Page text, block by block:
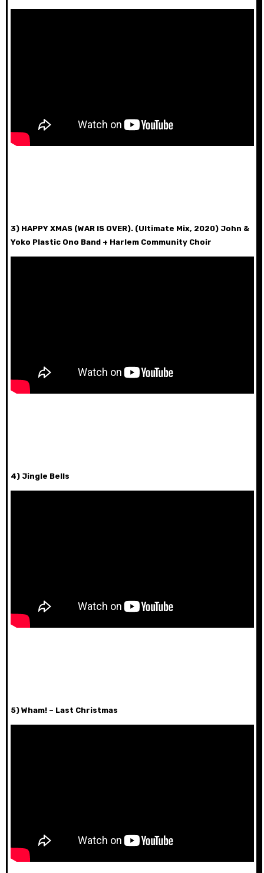
3) HAPPY XMAS (WAR IS OVER). (Ultimate Mix, 2020) John &
Yoko Plastic Ono Band + Harlem Community Choir
4) Jingle Bells
5) Wham! – Last Christmas